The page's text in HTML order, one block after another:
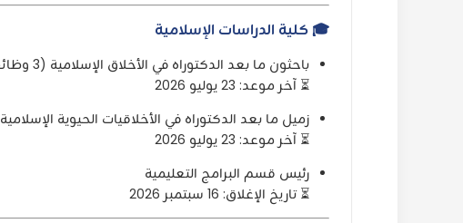
🎓 كلية الدراسات الإسلامية
باحثون ما بعد الدكتوراه في الأخلاق الإسلامية (3 وظائف)
⏳ آخر موعد: 23 يوليو 2026
زميل ما بعد الدكتوراه في الأخلاقيات الحيوية الإسلامية
⏳ آخر موعد: 23 يوليو 2026
رئيس قسم البرامج التعليمية
⏳ تاريخ الإغلاق: 16 سبتمبر 2026